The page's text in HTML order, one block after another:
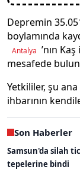
Depremin
boylamında
Antalya ’nın
mesafede
Yetkililer, şu
ihbarının
Son Haberler
Samsun'da silah
tepelerine bindi